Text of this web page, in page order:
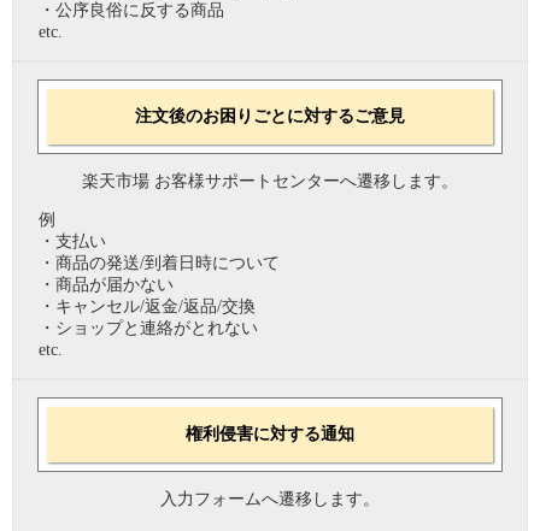
・公序良俗に反する商品
etc.
注文後のお困りごとに対するご意見
楽天市場 お客様サポートセンターへ遷移します。
例
・支払い
・商品の発送/到着日時について
・商品が届かない
・キャンセル/返金/返品/交換
・ショップと連絡がとれない
etc.
権利侵害に対する通知
入力フォームへ遷移します。